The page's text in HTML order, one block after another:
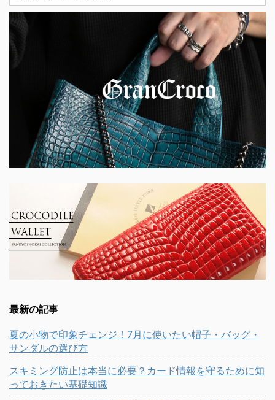
最新の記事
夏の小物で印象チェンジ！7月に使いたい帽子・バッグ・
サンダルの選び方
スキミング防止は本当に必要？カード情報を守るために知
っておきたい基礎知識